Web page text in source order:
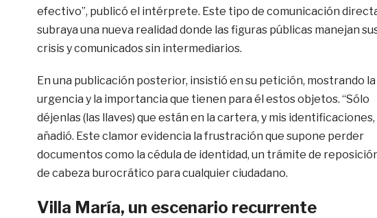
efectivo”, publicó el intérprete. Este tipo de comunicación
subraya una nueva realidad donde las figuras públicas manejan
crisis y comunicados sin intermediarios.
En una publicación posterior, insistió en su petición, mostrando la
urgencia y la importancia que tienen para él estos objetos. “Sólo
déjenlas (las llaves) que están en la cartera, y mis identificaciones,
añadió. Este clamor evidencia la frustración que supone perder
documentos como la cédula de identidad, un trámite de
de cabeza burocrático para cualquier ciudadano.
Villa María, un escenario recurrente